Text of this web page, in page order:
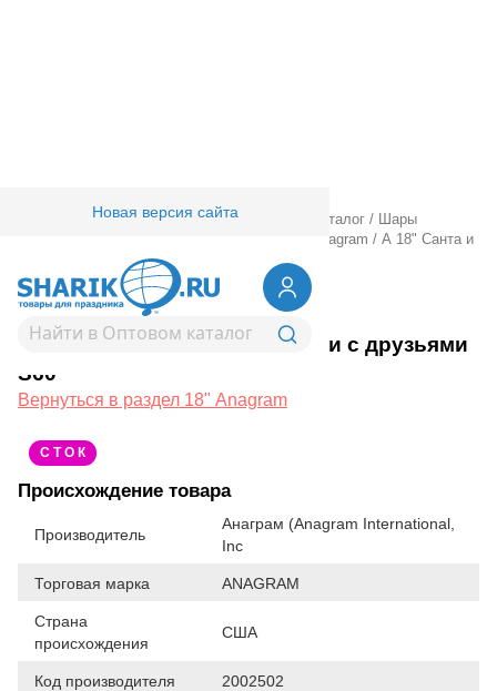
Новая версия сайта
Товары для праздника/ Оптовый каталог /
Шары
18" Anagram / А 18" Санта и
Микки с друзьями S60
1202-1234А 18" Санта и Микки с друзьями
S60
Вернуться в раздел 18" Anagram
С Т О К
Происхождение товара
Производитель
Анаграм (Anagram International,
Inc
Торговая марка ANAGRAM
Страна
происхождения
США
Код производителя 2002502